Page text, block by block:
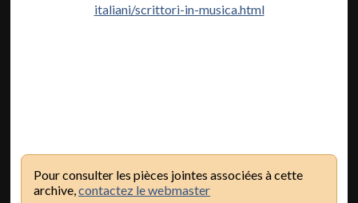
italiani/scrittori-in-musica.html
Pour consulter les pièces jointes associées à cette
archive,contactez le webmaster